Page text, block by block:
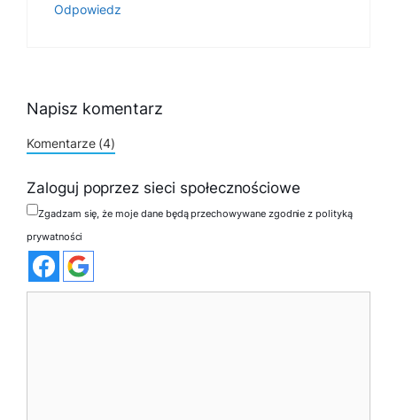
Odpowiedz
Napisz komentarz
Komentarze (4)
Zaloguj poprzez sieci społecznościowe
Zgadzam się, że moje dane będą przechowywane zgodnie z polityką
prywatności